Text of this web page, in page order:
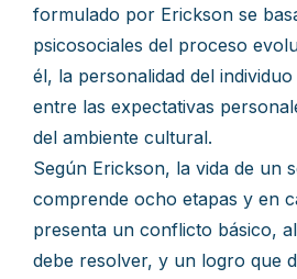
formulado por Erickson se
psicosociales del proceso
él, la personalidad del
entre las expectativas
del ambiente cultural.
Según Erickson, la vida de un
comprende ocho etapas y en
presenta un conflicto básico,
debe resolver, y un logro que